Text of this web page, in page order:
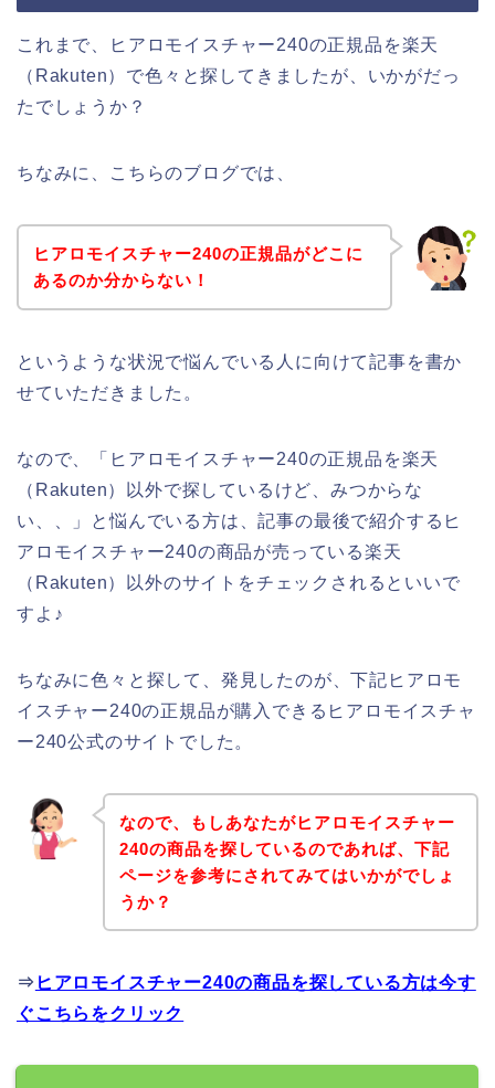
これまで、ヒアロモイスチャー240の正規品を楽天
（Rakuten）で色々と探してきましたが、いかがだっ
たでしょうか？
ちなみに、こちらのブログでは、
ヒアロモイスチャー240の正規品がどこに
あるのか分からない！
というような状況で悩んでいる人に向けて記事を書か
せていただきました。
なので、「ヒアロモイスチャー240の正規品を楽天
（Rakuten）以外で探しているけど、みつからな
い、、」と悩んでいる方は、記事の最後で紹介するヒ
アロモイスチャー240の商品が売っている楽天
（Rakuten）以外のサイトをチェックされるといいで
すよ♪
ちなみに色々と探して、発見したのが、下記ヒアロモ
イスチャー240の正規品が購入できるヒアロモイスチャ
ー240公式のサイトでした。
なので、もしあなたがヒアロモイスチャー
240の商品を探しているのであれば、下記
ページを参考にされてみてはいかがでしょ
うか？
⇒ ヒアロモイスチャー240の商品を探している方は今す
ぐこちらをクリック